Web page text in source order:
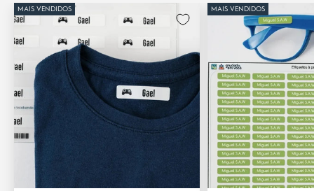
MAIS VENDIDOS MAIS VENDIDOS